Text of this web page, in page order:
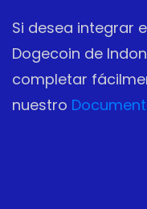
Si desea integrar
Dogecoin de
completar
nuestro